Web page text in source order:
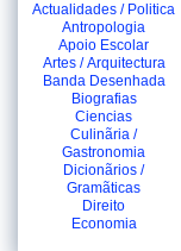
Actualidades / Politica
Antropologia
Apoio Escolar
Artes / Arquitectura
Banda Desenhada
Biografias
Ciencias
Culinãria /
Gastronomia
Dicionãrios /
Gramãticas
Direito
Economia